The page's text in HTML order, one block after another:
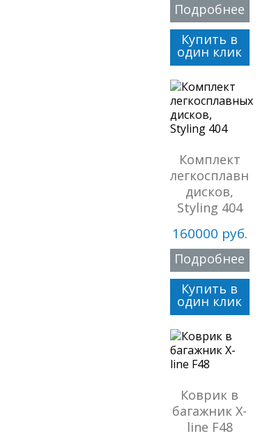
Подробнее
Купить в
один клик
Комплект
легкосплавных
дисков,
Styling 404
160000 руб.
Подробнее
Купить в
один клик
Коврик в
багажник X-
line F48